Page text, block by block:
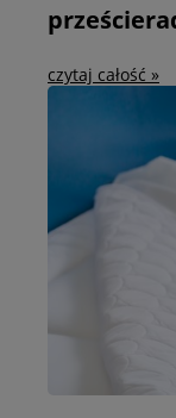
czytaj całość »